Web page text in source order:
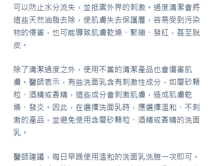
可以防止水分流失，並抵禦外界的刺激。過度清潔會將
這些天然油脂去除，使肌膚失去保護層，容易受到污染
物的侵害，也可能導致肌膚乾燥、緊繃、發紅，甚至脫
皮。
除了清潔過度之外，使用不當的清潔產品也會傷害肌
膚。醫師表示，有些洗面乳含有刺激性成分，如磨砂顆
粒、酒精或香精，這些成分會刺激肌膚，造成肌膚乾
燥、發炎。因此，在選擇洗面乳時，應選擇溫和、不刺
激的產品，並避免使用含磨砂顆粒、酒精或香精的洗面
乳。
醫師建議，每日早晚使用溫和的洗面乳洗臉一次即可。